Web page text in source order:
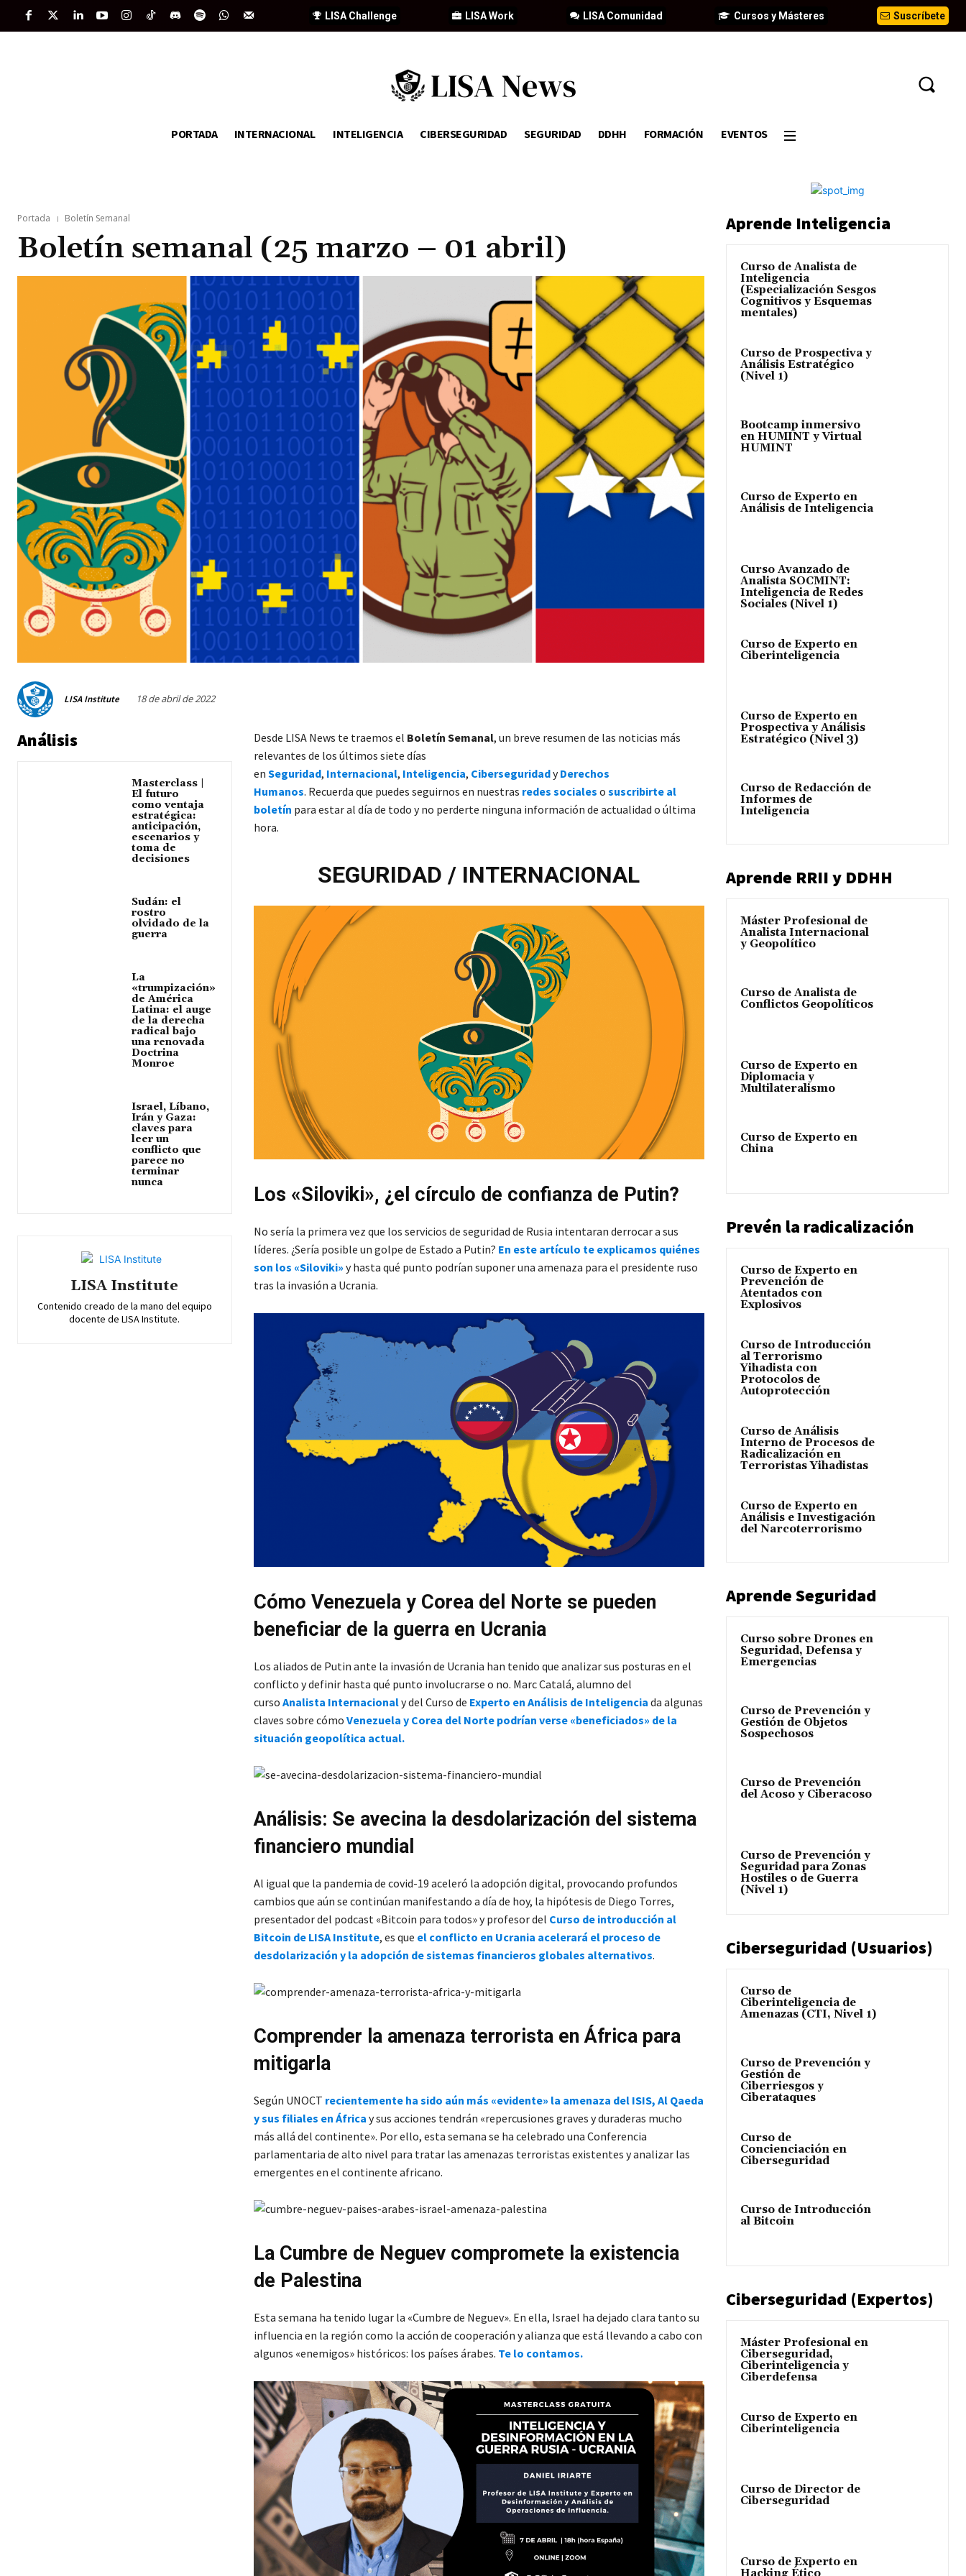
Suscríbete
Cursos y Másteres
LISA Comunidad
LISA Work
LISA Challenge
PORTADA INTERNACIONAL INTELIGENCIA CIBERSEGURIDAD SEGURIDAD DDHH FORMACIÓN EVENTOS
Portada Boletín Semanal
Boletín semanal (25 marzo – 01 abril)
LISA Institute 18 de abril de 2022
Análisis
Masterclass |
El futuro
como ventaja
estratégica:
anticipación,
escenarios y
toma de
decisiones
Sudán: el
rostro
olvidado de la
guerra
La
«trumpización»
de América
Latina: el auge
de la derecha
radical bajo
una renovada
Doctrina
Monroe
Israel, Líbano,
Irán y Gaza:
claves para
leer un
conflicto que
parece no
terminar
nunca
LISA Institute
Contenido creado de la mano del equipo
docente de LISA Institute.
Desde LISA News te traemos el Boletín Semanal, un breve resumen de las noticias más
relevantes de los últimos siete días
en Seguridad, Internacional, Inteligencia, Ciberseguridady Derechos
Humanos. Recuerda que puedes seguirnos en nuestras redes sociales o suscribirte al
boletín para estar al día de todo y no perderte ninguna información de actualidad o última
hora.
SEGURIDAD / INTERNACIONAL
Los «Siloviki», ¿el círculo de confianza de Putin?
No sería la primera vez que los servicios de seguridad de Rusia intentaran derrocar a sus
líderes. ¿Sería posible un golpe de Estado a Putin? En este artículo te explicamos quiénes
son los «Siloviki» y hasta qué punto podrían suponer una amenaza para el presidente ruso
tras la invasión a Ucrania.
Cómo Venezuela y Corea del Norte se pueden
beneficiar de la guerra en Ucrania
Los aliados de Putin ante la invasión de Ucrania han tenido que analizar sus posturas en el
conflicto y definir hasta qué punto involucrarse o no. Marc Catalá, alumno del
curso Analista Internacionaly del Curso de Experto en Análisis de Inteligencia da algunas
claves sobre cómo Venezuela y Corea del Norte podrían verse «beneficiados» de la
situación geopolítica actual.
Análisis: Se avecina la desdolarización del sistema
financiero mundial
Al igual que la pandemia de covid-19 aceleró la adopción digital, provocando profundos
cambios que aún se continúan manifestando a día de hoy, la hipótesis de Diego Torres,
presentador del podcast «Bitcoin para todos» y profesor del Curso de introducción al
Bitcoin de LISA Institute, es que el conflicto en Ucrania acelerará el proceso de
desdolarización y la adopción de sistemas financieros globales alternativos.
Comprender la amenaza terrorista en África para
mitigarla
Según UNOCT recientemente ha sido aún más «evidente» la amenaza del ISIS, Al Qaeda
y sus filiales en África y sus acciones tendrán «repercusiones graves y duraderas mucho
más allá del continente». Por ello, esta semana se ha celebrado una Conferencia
parlamentaria de alto nivel para tratar las amenazas terroristas existentes y analizar las
emergentes en el continente africano.
La Cumbre de Neguev compromete la existencia
de Palestina
Esta semana ha tenido lugar la «Cumbre de Neguev». En ella, Israel ha dejado clara tanto su
influencia en la región como la acción de cooperación y alianza que está llevando a cabo con
algunos «enemigos» históricos: los países árabes. Te lo contamos.
Aprende Inteligencia
Curso de Analista de
Inteligencia
(Especialización Sesgos
Cognitivos y Esquemas
mentales)
Curso de Prospectiva y
Análisis Estratégico
(Nivel 1)
Bootcamp inmersivo
en HUMINT y Virtual
HUMINT
Curso de Experto en
Análisis de Inteligencia
Curso Avanzado de
Analista SOCMINT:
Inteligencia de Redes
Sociales (Nivel 1)
Curso de Experto en
Ciberinteligencia
Curso de Experto en
Prospectiva y Análisis
Estratégico (Nivel 3)
Curso de Redacción de
Informes de
Inteligencia
Aprende RRII y DDHH
Máster Profesional de
Analista Internacional
y Geopolítico
Curso de Analista de
Conflictos Geopolíticos
Curso de Experto en
Diplomacia y
Multilateralismo
Curso de Experto en
China
Prevén la radicalización
Curso de Experto en
Prevención de
Atentados con
Explosivos
Curso de Introducción
al Terrorismo
Yihadista con
Protocolos de
Autoprotección
Curso de Análisis
Interno de Procesos de
Radicalización en
Terroristas Yihadistas
Curso de Experto en
Análisis e Investigación
del Narcoterrorismo
Aprende Seguridad
Curso sobre Drones en
Seguridad, Defensa y
Emergencias
Curso de Prevención y
Gestión de Objetos
Sospechosos
Curso de Prevención
del Acoso y Ciberacoso
Curso de Prevención y
Seguridad para Zonas
Hostiles o de Guerra
(Nivel 1)
Ciberseguridad (Usuarios)
Curso de
Ciberinteligencia de
Amenazas (CTI, Nivel 1)
Curso de Prevención y
Gestión de
Ciberriesgos y
Ciberataques
Curso de
Concienciación en
Ciberseguridad
Curso de Introducción
al Bitcoin
Ciberseguridad (Expertos)
Máster Profesional en
Ciberseguridad,
Ciberinteligencia y
Ciberdefensa
Curso de Experto en
Ciberinteligencia
Curso de Director de
Ciberseguridad
Curso de Experto en
Hacking Ético